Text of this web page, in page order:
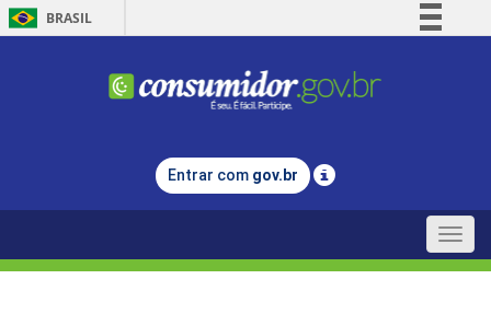
BRASIL
Comunica BR
Legislação
Entrar com gov.br
Toggle